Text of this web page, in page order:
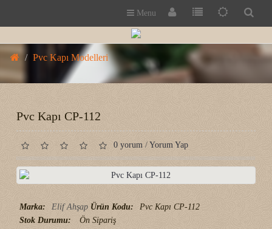
Menu
Pvc Kapı Modelleri
Pvc Kapı CP-112
0 yorum /Yorum Yap
Marka: Elif Ahşap Ürün Kodu:
Pvc Kapı CP-112
Stok Durumu:
Ön Sipariş